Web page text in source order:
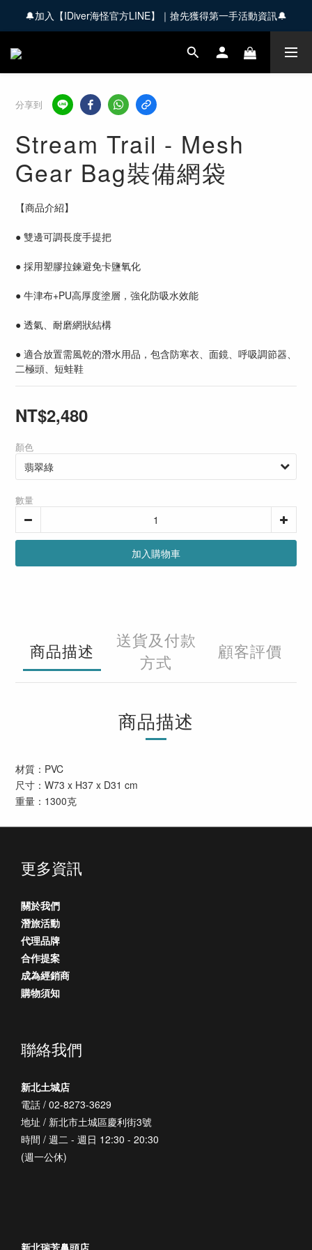
🚚 全館商品滿 $3,000 享免運優惠【會員限定】
🔔加入【IDiver海怪官方LINE】｜搶先獲得第一手活動資訊🔔
🚚 全館商品滿 $3,000 享免運優惠【會員限定】
分享到
Stream Trail - Mesh
Gear Bag裝備網袋
【商品介紹】
● 雙邊可調長度手提把
● 採用塑膠拉鍊避免卡鹽氧化
● 牛津布+PU高厚度塗層，強化防吸水效能
● 透氣、耐磨網狀結構
● 適合放置需風乾的潛水用品，包含防寒衣、面鏡、呼吸調節器、
二極頭、短蛙鞋
NT$2,480
顏色
數量
加入購物車
商品描述
送貨及付款
方式
顧客評價
商品描述
材質：PVC
尺寸：W73 x H37 x D31 cm
重量：1300克
更多資訊
關於我們
潛旅活動
代理品牌
合作提案
成為經銷商
購物須知
聯絡我們
新北土城店
電話 / 02-8273-3629
地址 / 新北市土城區慶利街3號
時間 / 週二 - 週日 12:30 - 20:30
(週一公休)
新北瑞芳鼻頭店